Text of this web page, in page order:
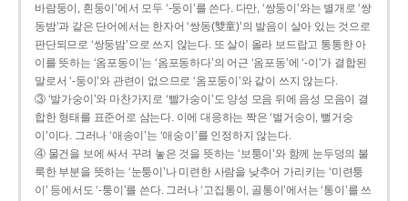
바람둥이, 흰둥이’에서 모두 ‘-둥이’를 쓴다. 다만, ‘쌍둥이’와는 별개로 ‘쌍
동밤’과 같은 단어에서는 한자어 ‘쌍동(雙童)’의 발음이 살아 있는 것으로
판단되므로 ‘쌍둥밤’으로 쓰지 않는다. 또 살이 올라 보드랍고 통통한 아
이를 뜻하는 ‘옴포동이’는 ‘옴포동하다’의 어근 ‘옴포동’에 ‘-이’가 결합된
말로서 ‘-둥이’와 관련이 없으므로 ‘옴포둥이’와 같이 쓰지 않는다.
③ ‘발가숭이’와 마찬가지로 ‘빨가숭이’도 양성 모음 뒤에 음성 모음이 결
합한 형태를 표준어로 삼는다. 이에 대응하는 짝은 ‘벌거숭이, 뻘거숭
이’이다. 그러나 ‘애송이’는 ‘애숭이’를 인정하지 않는다.
④ 물건을 보에 싸서 꾸려 놓은 것을 뜻하는 ‘보퉁이’와 함께 눈두덩의 불
룩한 부분을 뜻하는 ‘눈퉁이’나 미련한 사람을 낮추어 가리키는 ‘미련퉁
이’ 등에서도 ‘-퉁이’를 쓴다. 그러나 ‘고집통이, 골통이’에서는 ‘통이’를 쓰